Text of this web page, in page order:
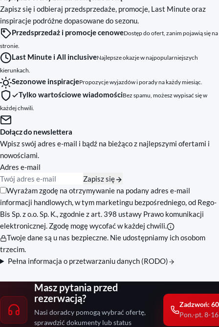
Zapisz się i odbieraj przedsprzedaże, promocje, Last Minute oraz
inspiracje podróżne dopasowane do sezonu.
Przedsprzedaż i promocje cenoweDostęp do ofert, zanim pojawią się na
stronie.
Last Minute i All inclusiveNajlepsze okazje w najpopularniejszych
kierunkach.
Sezonowe inspiracjePropozycje wyjazdów i porady na każdy miesiąc.
Tylko wartościowe wiadomościBez spamu, możesz wypisać się w
każdej chwili.
Dołącz do newslettera
Wpisz swój adres e-mail i bądź na bieżąco z najlepszymi ofertami i
nowościami.
Adres e-mail
Zapisz się
Zgody marketingowe
Wyrażam zgodę na otrzymywanie na podany adres e-mail
informacji handlowych, w tym marketingu bezpośredniego, od Rego-
Bis Sp. z o.o. Sp. K., zgodnie z art. 398 ustawy Prawo komunikacji
elektronicznej. Zgodę mogę wycofać w każdej chwili.
Twoje dane są u nas bezpieczne. Nie udostępniamy ich osobom
trzecim.
Pełna informacja o przetwarzaniu danych (RODO)
Masz pytania przed
rezerwacją?
Nasi doradcy pomogą wybrać ofertę,
sprawdzić dokumenty lub status
Zadzwoń:
Pon.-pt. 8-16